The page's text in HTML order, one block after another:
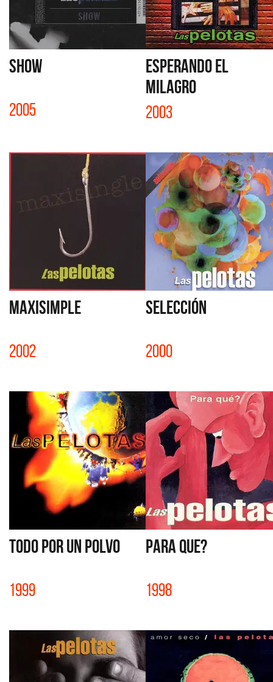
SHOW
2005
ESPERANDO EL
MILAGRO
2003
MAXISIMPLE
2002
SELECCIÓN
2000
TODO POR UN POLVO
1999
PARA QUE?
1998